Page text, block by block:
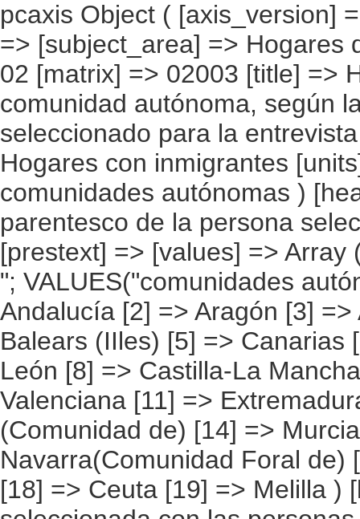
pcaxis Object ( [axis_version] => [creation_date] => 20080709 [note] => [subject_area] => Hogares de los inmigrantes [subject_code] => 02 [matrix] => 02003 [title] => Hogares con inmigrantes por comunidad autónoma, según lazos de parentesco con el inmigrante seleccionado para la entrevista [description] => [contents] => Hogares con inmigrantes [units] => hogares [stub] => Array ( [0] => comunidades autónomas ) [heading] => Array ( [0] => lazos de parentesco de la persona seleccionada con las personas del hogar ) [prestext] => [values] => Array ( [:www.ine.es tel: " "+34 91 5839100 "; VALUES("comunidades autónomas] => Array ( [0] => Total [1] => Andalucía [2] => Aragón [3] => Asturias (Principado de) [4] => Balears (IIles) [5] => Canarias [6] => Cantabria [7] => Castilla y León [8] => Castilla-La Mancha [9] => Catalunya [10] => Comunitat Valenciana [11] => Extremadura [12] => Galicia [13] => Madrid (Comunidad de) [14] => Murcia(Región de) [15] => Navarra(Comunidad Foral de) [16] => País Vasco [17] => Rioja (La) [18] => Ceuta [19] => Melilla ) [lazos de parentesco de la persona seleccionada con las personas del hogar] => Array ( [0] => Total [1] => Sin pareja ni hijos [2] => Sin pareja pero con hijos [3] => Con pareja pero sin hijos [4] => Con pareja y con hijos ) ) [codes] => Array ( [comunidades autónomas] => "CA00","CA01","CA02","CA03","CA04","CA05", "CA06","CA07","CA08","CA09","CA10","CA11","CA12","CA13","CA14","CA15", "CA16","CA17","CA18","CA19" ) [map] => Array ( [comunidades autónomas] => "spain_regions_img_ind" ) [decimals] => 0 [showdecimals] => 0 [source] => Instituto Nacional de Estadística [contact] => INE Difusión. Internet: